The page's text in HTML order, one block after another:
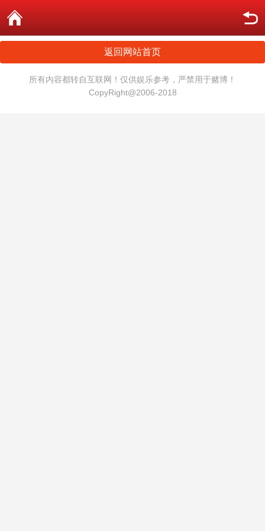
返回网站首页
所有内容都转自互联网！仅供娱乐参考，严禁用于赌博！
CopyRight@2006-2018